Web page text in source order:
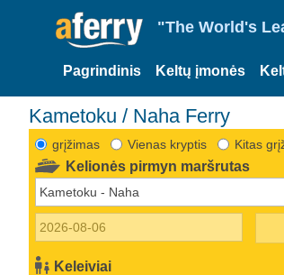
"The World's
Pagrindinis Keltų įmonės
Kametoku / Naha Ferry
grįžimas Vienas kryptis Kitas
Kelionės pirmyn maršrutas
Keleiviai